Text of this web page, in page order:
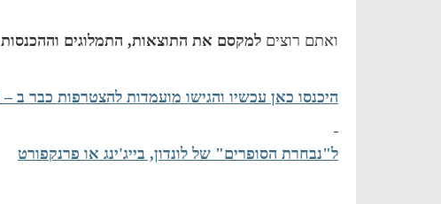
ואתם רוצים למקסם את התוצאות, התמלוגים וההכנסות
היכנסו כאן עכשיו והגישו מועמדות להצטרפות כבר ב – 2022
ל"נבחרת הסופרים" של לונדון, בייג'ינג או פרנקפורט